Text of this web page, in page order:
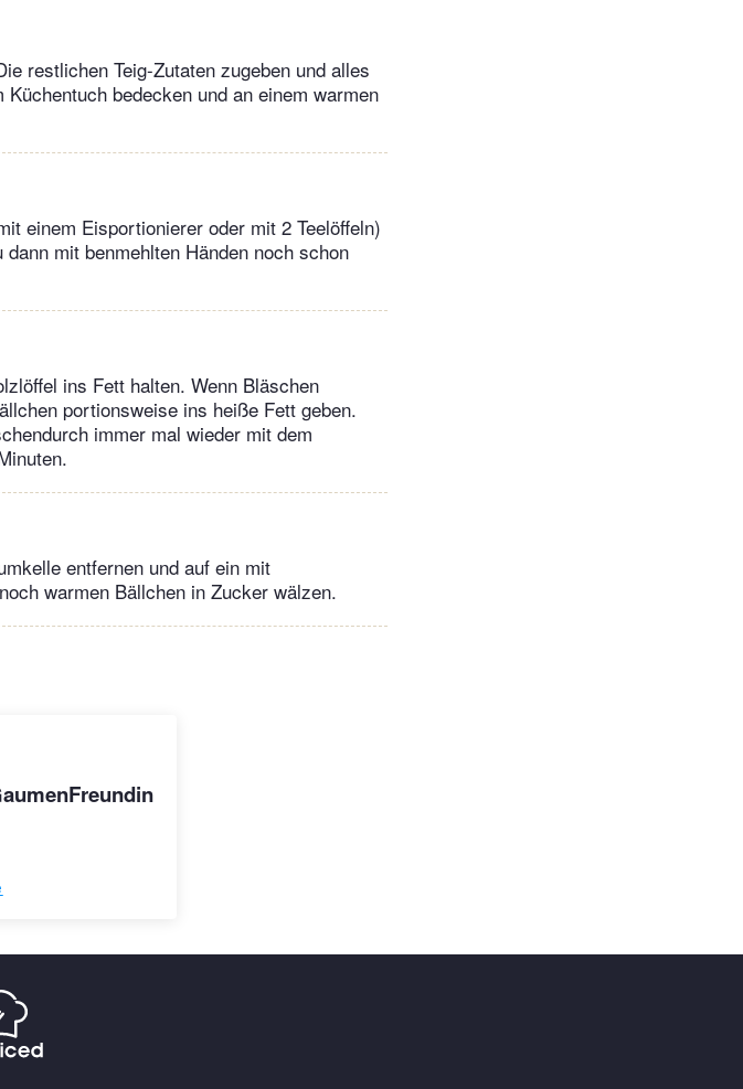
restlichen Teig-Zutaten zugeben und alles
bedecken und an einem warmen
einem Eisportionierer oder mit 2 Teelöffeln)
mit benmehlten Händen noch schon
ins Fett halten. Wenn Bläschen
portionsweise ins heiße Fett geben.
immer mal wieder mit dem
entfernen und auf ein mit
warmen Bällchen in Zucker wälzen.